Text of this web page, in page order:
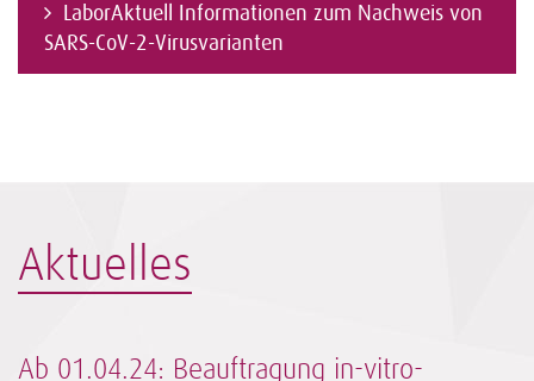
LaborAktuell Informationen zum Nachweis von
SARS-CoV-2-Virusvarianten
Aktuelles
Ab 01.04.24: Beauftragung in-vitro-